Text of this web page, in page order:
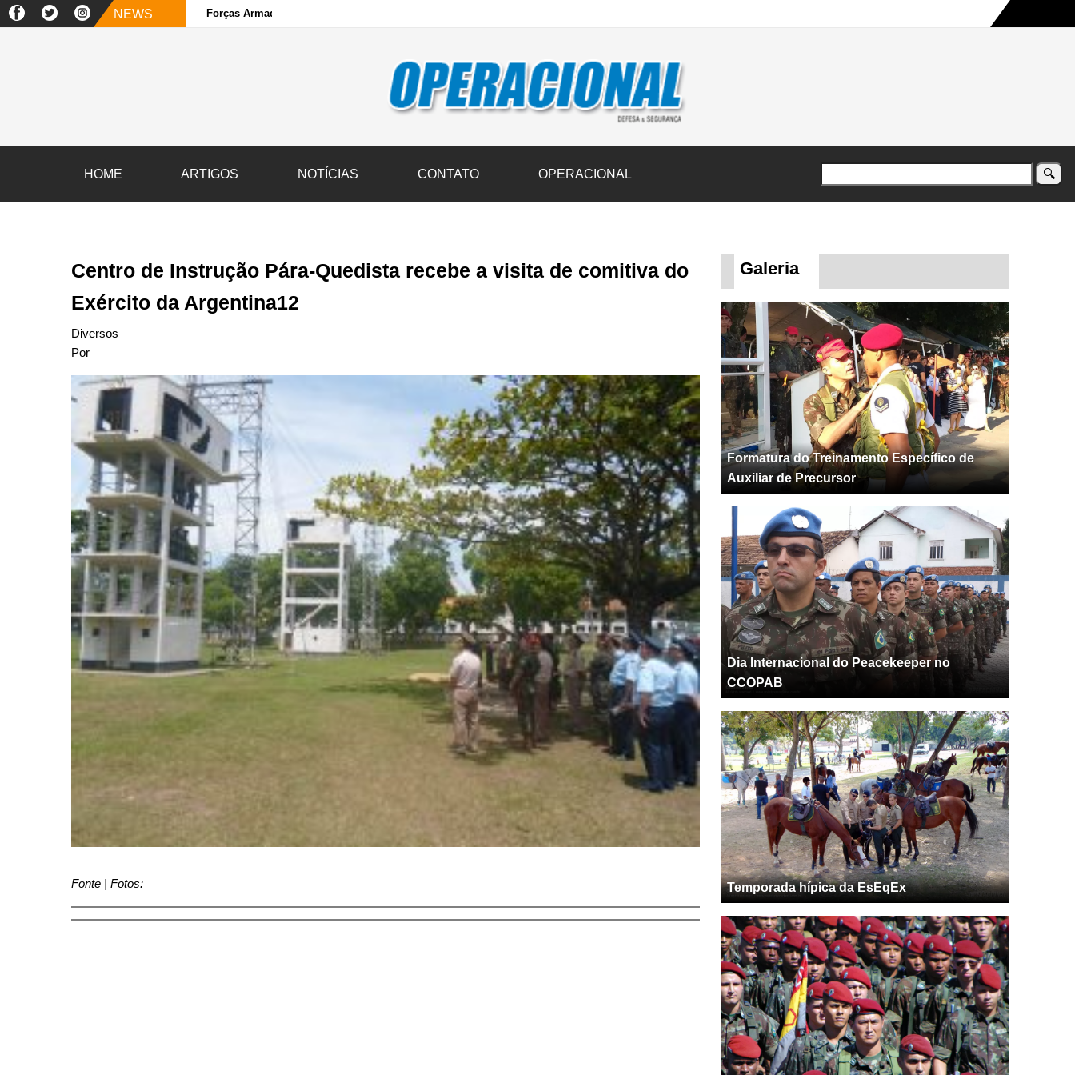
NEWS Forças Armadas e sociedade civil transportam 3,6 mil toneladas de donativos ao Rio Grande do Sul na maior campanha humanitária já registrada no país
HOME ARTIGOS NOTÍCIAS CONTATO OPERACIONAL
Centro de Instrução Pára-Quedista recebe a visita de comitiva do
Exército da Argentina12
Diversos
Por
Fonte | Fotos:
Galeria
Formatura do Treinamento Específico de
Auxiliar de Precursor
Dia Internacional do Peacekeeper no
CCOPAB
Temporada hípica da EsEqEx